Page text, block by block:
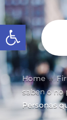
Abrir barra de
Home 9
saben o no
Personas